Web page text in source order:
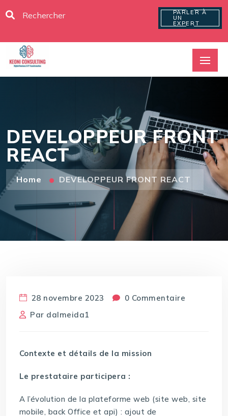
PARLER À
UN
EXPERT
DEVELOPPEUR FRONT
REACT
Home DEVELOPPEUR FRONT REACT
28 novembre 2023
0 Commentaire
Par dalmeida1
Contexte et détails de la mission
Le prestataire participera :
A l’évolution de la plateforme web (site web, site
mobile, back Office et api) : ajout de